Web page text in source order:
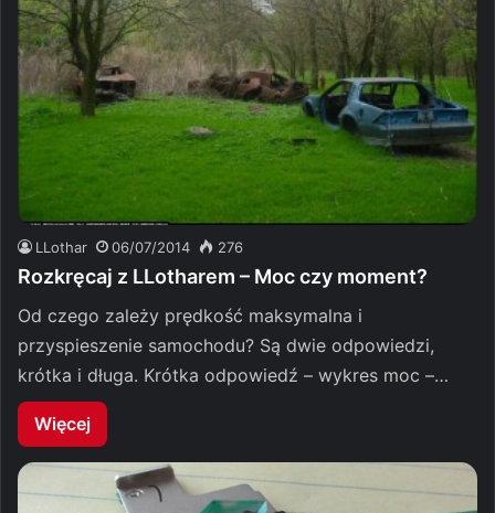
LLothar 06/07/2014 276
Rozkręcaj z LLotharem – Moc czy moment?
Od czego zależy prędkość maksymalna i
przyspieszenie samochodu? Są dwie odpowiedzi,
krótka i długa. Krótka odpowiedź – wykres moc –…
Więcej